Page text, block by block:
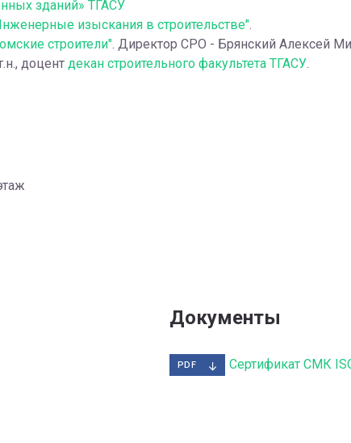
зданий» ТГАСУ
изыскания в строительстве".
строители". Директор СРО - Брянский Алексей
доцент декан строительного факультета ТГАСУ.
Документы
PDF Сертификат СМК